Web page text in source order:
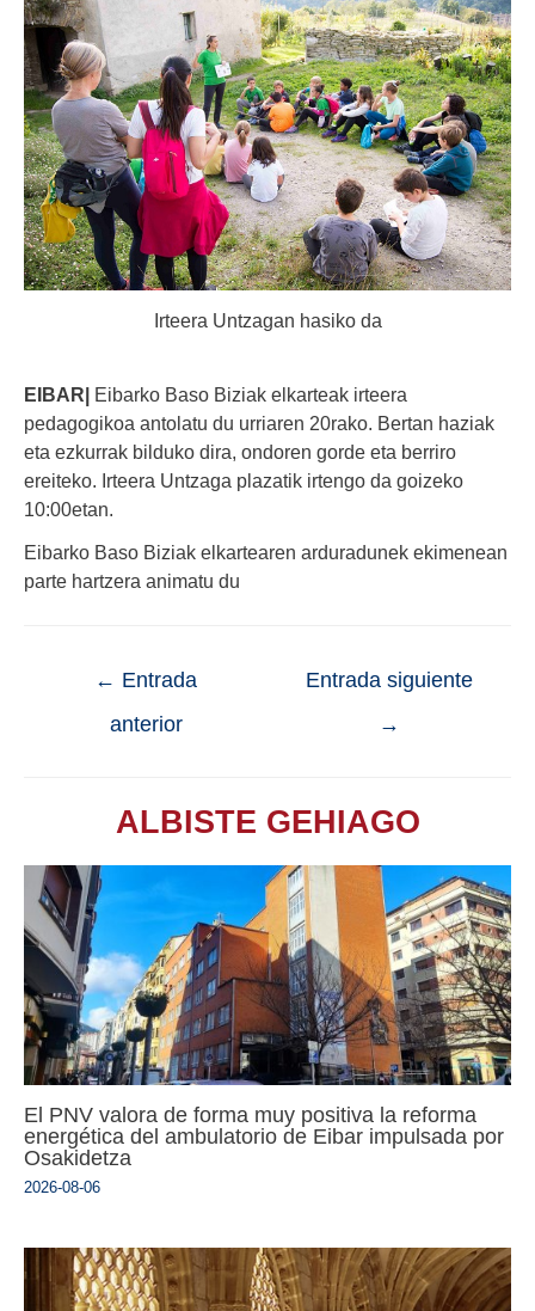
Irteera Untzagan hasiko da
EIBAR| Eibarko Baso Biziak elkarteak irteera
pedagogikoa antolatu du urriaren 20rako. Bertan haziak
eta ezkurrak bilduko dira, ondoren gorde eta berriro
ereiteko. Irteera Untzaga plazatik irtengo da goizeko
10:00etan.
Eibarko Baso Biziak elkartearen arduradunek ekimenean
parte hartzera animatu du
← Entrada
anterior
Entrada siguiente
→
ALBISTE GEHIAGO
El PNV valora de forma muy positiva la reforma
energética del ambulatorio de Eibar impulsada por
Osakidetza
2026-08-06